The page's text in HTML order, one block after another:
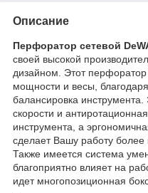
Описание
Перфоратор сетевой
своей высокой
дизайном. Этот
мощности и весы,
балансировка инструмента.
скорости и
инструмента, а
сделает Вашу работу
Также имеется система
благоприятно влияет на
идет многопозиционная